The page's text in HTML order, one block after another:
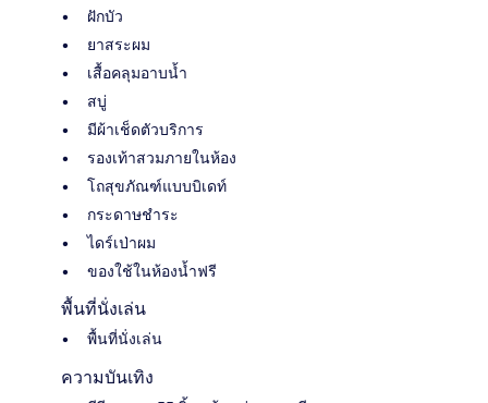
ฝักบัว
ยาสระผม
เสื้อคลุมอาบน้ำ
สบู่
มีผ้าเช็ดตัวบริการ
รองเท้าสวมภายในห้อง
โถสุขภัณฑ์แบบบิเดท์
กระดาษชำระ
ไดร์เป่าผม
ของใช้ในห้องน้ำฟรี
พื้นที่นั่งเล่น
พื้นที่นั่งเล่น
ความบันเทิง